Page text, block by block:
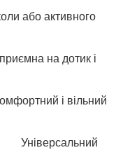
або активного
дотик і